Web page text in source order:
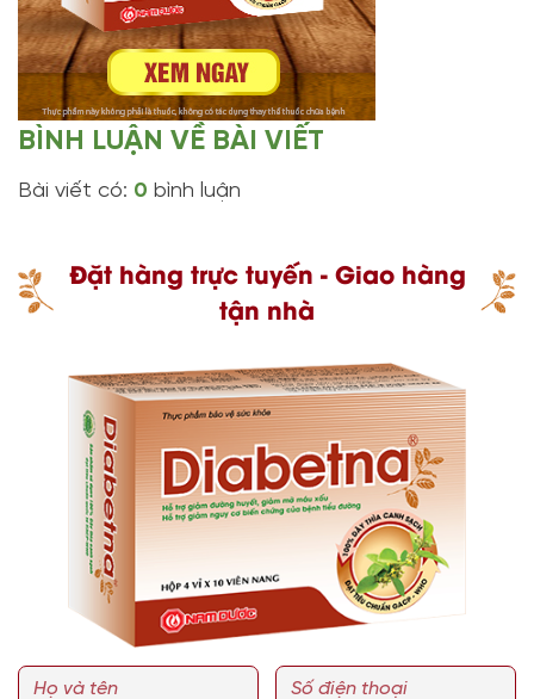
BÌNH LUẬN VỀ BÀI VIẾT
Bài viết có: 0 bình luận
Đặt hàng trực tuyến - Giao hàng
tận nhà